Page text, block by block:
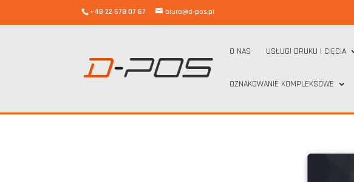
+48 22 678 07 67 biuro@d-pos.pl
O NAS USŁUGI DRUKU I CIĘCIA
OZNAKOWANIE KOMPLEKSOWE